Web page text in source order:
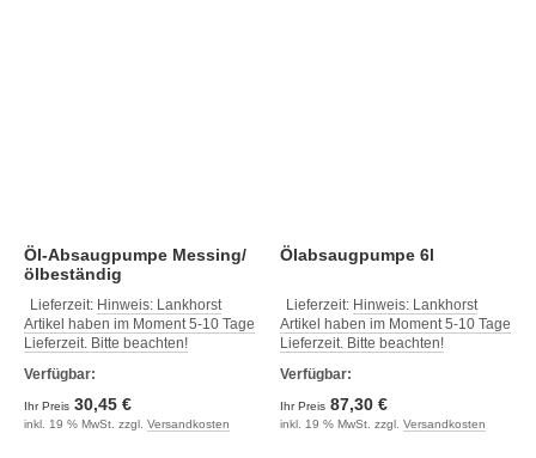
Öl-Absaugpumpe Messing/
ölbeständig
Lieferzeit: Hinweis: Lankhorst
Artikel haben im Moment 5-10 Tage
Lieferzeit. Bitte beachten!
Verfügbar:
Ihr Preis 30,45 €
inkl. 19 % MwSt. zzgl. Versandkosten
Ölabsaugpumpe 6l
Lieferzeit: Hinweis: Lankhorst
Artikel haben im Moment 5-10 Tage
Lieferzeit. Bitte beachten!
Verfügbar:
Ihr Preis 87,30 €
inkl. 19 % MwSt. zzgl. Versandkosten